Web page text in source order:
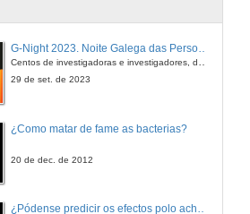
G-Night 2023. Noite Galega das Persoas Investigadoras. Conciencias creativas
29 de set. de 2023
¿Como matar de fame as bacterias?
20 de dec. de 2012
¿Pódense predicir os efectos polo achegamento á Terra dos asteroides?